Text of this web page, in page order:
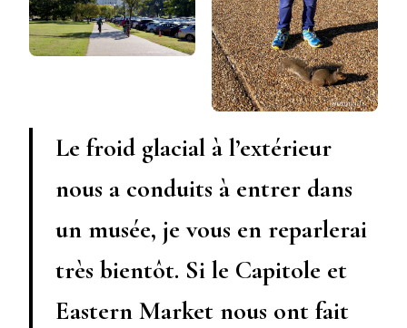
Le froid glacial à l’extérieur
nous a conduits à entrer dans
un musée, je vous en reparlerai
très bientôt. Si le Capitole et
Eastern Market nous ont fait